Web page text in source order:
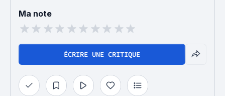
Ma note
ÉCRIRE UNE CRITIQUE